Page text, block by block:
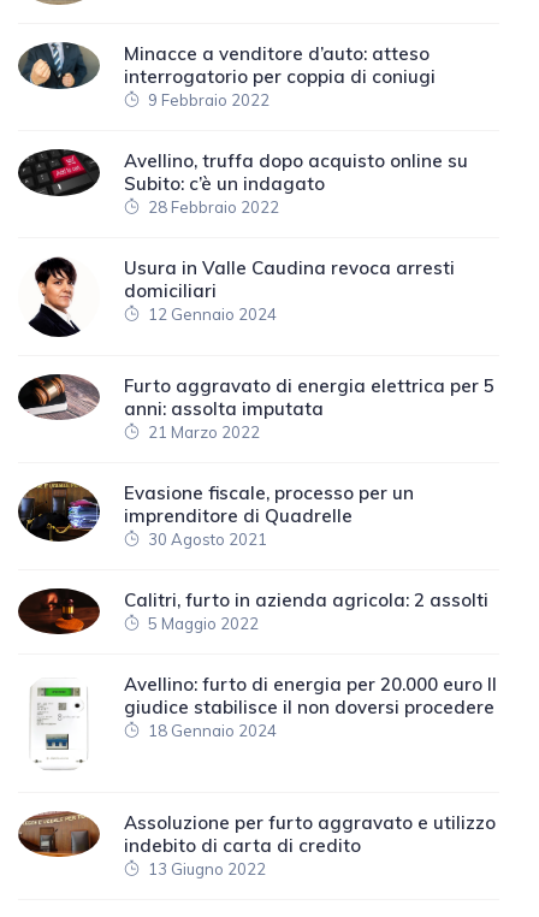
Minacce a venditore d’auto: atteso
interrogatorio per coppia di coniugi
9 Febbraio 2022
Avellino, truffa dopo acquisto online su
Subito: c’è un indagato
28 Febbraio 2022
Usura in Valle Caudina revoca arresti
domiciliari
12 Gennaio 2024
Furto aggravato di energia elettrica per 5
anni: assolta imputata
21 Marzo 2022
Evasione fiscale, processo per un
imprenditore di Quadrelle
30 Agosto 2021
Calitri, furto in azienda agricola: 2 assolti
5 Maggio 2022
Avellino: furto di energia per 20.000 euro Il
giudice stabilisce il non doversi procedere
18 Gennaio 2024
Assoluzione per furto aggravato e utilizzo
indebito di carta di credito
13 Giugno 2022